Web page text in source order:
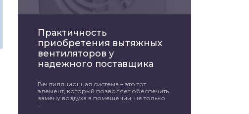
Практичность
приобретения вытяжных
вентиляторов у
надежного поставщика
Вентиляционная система – это тот
элемент, который позволяет обеспечить
замену воздуха в помещении, не только
...